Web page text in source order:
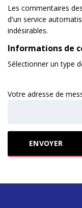
Les commentaires
d'un service
indésirables.
Informations de
Sélectionner un type
Votre adresse de